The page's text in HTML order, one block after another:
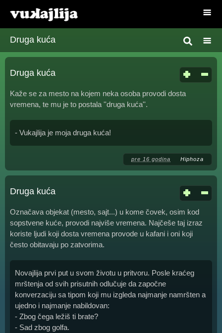
Druga kuća
Druga kuća
Kaže se za mesto na kojem neka osoba provodi dosta
vremena, te mu je to postala ''druga kuća''.
- Vukajlija je moja druga kuća!
pre 16 godina Hiphoza
Druga kuća
Označava objekat (mesto, sajt...) u kome čovek, osim kod
sopstvene kuće, provodi najviše vremena. Najčeše taj izraz
koriste ljudi koji dosta vremena provode u kafani i oni koji
često obitavaju po zatvorima.
Novajlija prvi put u svom životu u pritvoru. Posle kraćeg
mrštenja od svih prisutnih odlučuje da započne
konverzaciju sa tipom koji mu izgleda najmanje namršten a
ujedno i najmanje nabildovan:
- Zbog čega ležiš ti brate?
- Sad zbog golfa.